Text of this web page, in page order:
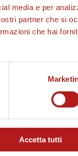
media e per
partner che si
che hai
Accetta tutti